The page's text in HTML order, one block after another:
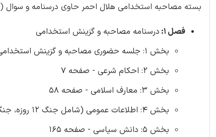
بسته مصاحبه استخدامی هلال احمر حاوی درسنامه و سوال (978 سوال با
فصل 1:
درسنامه مصاحبه و گزینش استخدامی
بخش 1: جلسه حضوری مصاحبه و گزینش استخدامی - صفحه 4
بخش 2: احکام شرعی - صفحه 7
بخش 3: معارف اسلامی - صفحه 58
بخش 4: اطلاعات عمومی (شامل جنگ 12 روزه، جنگ رمضان و ...) - صفحه 77
بخش 5: دانش سیاسی - صفحه 165